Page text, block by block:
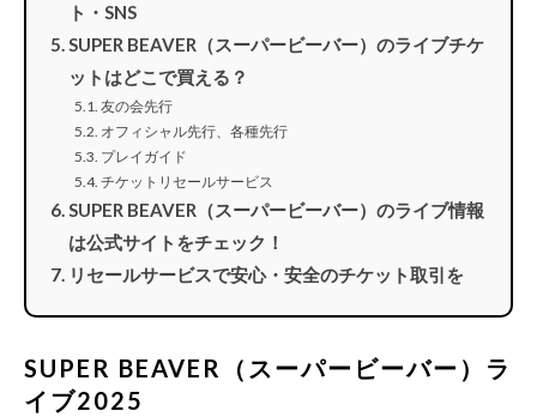
ト・SNS
SUPER BEAVER（スーパービーバー）のライブチケ
ットはどこで買える？
友の会先行
オフィシャル先行、各種先行
プレイガイド
チケットリセールサービス
SUPER BEAVER（スーパービーバー）のライブ情報
は公式サイトをチェック！
リセールサービスで安心・安全のチケット取引を
SUPER BEAVER（スーパービーバー）ラ
イブ2025